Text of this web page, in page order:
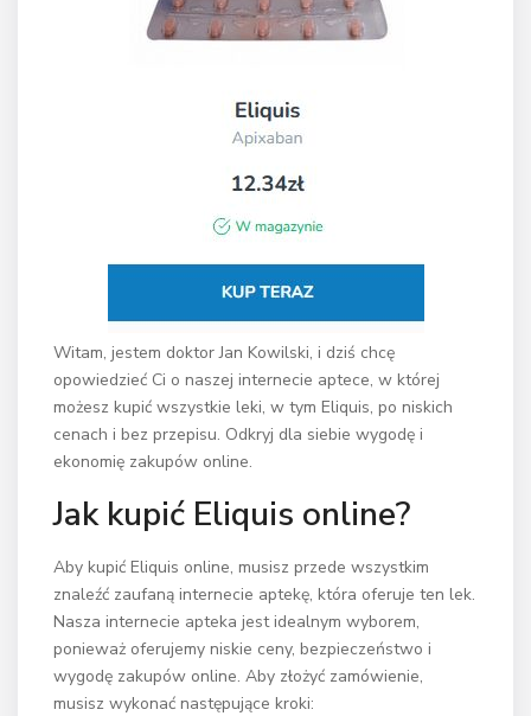
Witam, jestem doktor Jan Kowilski, i dziś chcę
opowiedzieć Ci o naszej internecie aptece, w której
możesz kupić wszystkie leki, w tym Eliquis, po niskich
cenach i bez przepisu. Odkryj dla siebie wygodę i
ekonomię zakupów online.
Jak kupić Eliquis online?
Aby kupić Eliquis online, musisz przede wszystkim
znaleźć zaufaną internecie aptekę, która oferuje ten lek.
Nasza internecie apteka jest idealnym wyborem,
ponieważ oferujemy niskie ceny, bezpieczeństwo i
wygodę zakupów online. Aby złożyć zamówienie,
musisz wykonać następujące kroki: